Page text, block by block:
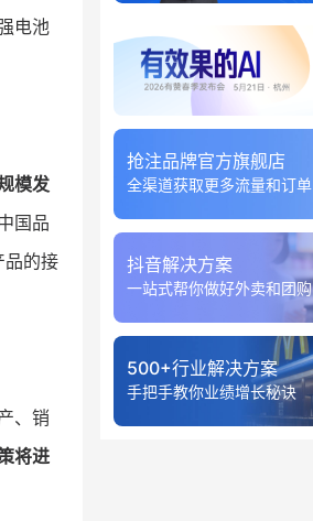
电池
模发
国品
品的接
、销
将进
抢注品牌官方旗舰店
全渠道获取更多流量和订单
抖音解决方案
一站式帮你做好外卖和团购
500+行业解决方案
手把手教你业绩增长秘诀